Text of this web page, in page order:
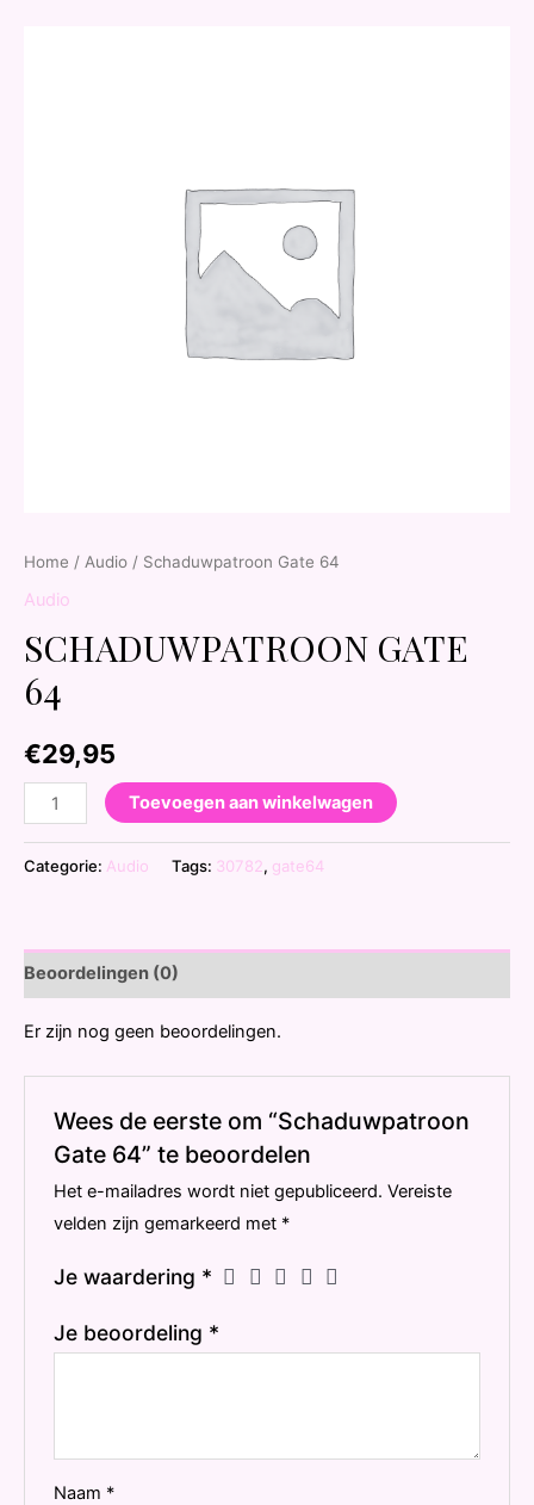
Home / Audio / Schaduwpatroon Gate 64
Audio
SCHADUWPATROON GATE
64
€29,95
Toevoegen aan winkelwagen
Categorie: Audio Tags: 30782, gate64
Beoordelingen (0)
Er zijn nog geen beoordelingen.
Wees de eerste om “Schaduwpatroon
Gate 64” te beoordelen
Het e-mailadres wordt niet gepubliceerd. Vereiste
velden zijn gemarkeerd met *
Je waardering *
Je beoordeling *
Naam *